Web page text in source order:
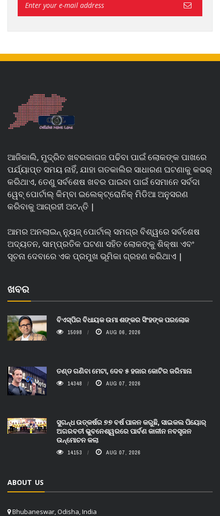
ଆଜିକାଲି, ମୁଦ୍ରିତ ଖବରକାଗଜ ପଢିବା ପାଇଁ ଲୋକଙ୍କ ପାଖରେ
ପର୍ଯ୍ୟାପ୍ତ ସମୟ ନାହିଁ, ଯାହା ଗତକାଲିର ସାଧାରଣ ଘଟଣାକୁ କଭର୍
କରିଥାଏ, ତେଣୁ ସର୍ବଶେଷ ଖବର ପାଇବା ପାଇଁ ସେମାନେ ସର୍ବଦା
ୱେବ୍ ପୋର୍ଟାଲ୍ କିମ୍ବା ଇଲେକ୍ଟ୍ରୋନିକ୍ ମିଡିଆ ଅନୁସରଣ
କରିବାକୁ ଆଗ୍ରହୀ ଅଟନ୍ତି |
ଆମର ଅନଲାଇନ୍ ନ୍ୟୁଜ୍ ପୋର୍ଟାଲ୍ ସମଗ୍ର ବିଶ୍ୱରେ ସର୍ବଶେଷ
ଅଦ୍ୟତନ, ସାମ୍ପ୍ରତିକ ଘଟଣା ସହିତ ଲୋକଙ୍କୁ ଶିକ୍ଷା ଏବଂ
ସୂଚନା ଦେବାରେ ଏକ ପ୍ରମୁଖ ଭୂମିକା ଗ୍ରହଣ କରିଥାଏ |
ଖବର
ବିଏସ୍‌ପିର ବିଧାୟକ ଉମା ଶଙ୍କର ସିଂହଙ୍କ ପରଲୋକ
15098 AUG 06, 2026
ତଣ୍ଡ ଗଣିବା ମେଟା, ଦେବ ୫ ହଜାର କୋଟିର ଜରିମାନା
14348 AUG 07, 2026
ସୁଗନ୍ଧ ଉତ୍କର୍ଷର ୭୭ ବର୍ଷ ପାଳନ କରୁଛି, ସାଇକଲ ପିୟୋର୍‌
ଅଗରବତୀ ଭୁବନେଶ୍ୱରରେ ପାର୍ବଣ କାଳୀନ ନବସୃଜନ
ଉନ୍ମୋଚନ କଲା
14153 AUG 07, 2026
ABOUT US
Bhubaneswar, Odisha, India